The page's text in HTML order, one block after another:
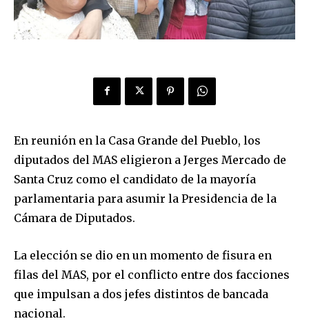
En reunión en la Casa Grande del Pueblo, los
diputados del MAS eligieron a Jerges Mercado de
Santa Cruz como el candidato de la mayoría
parlamentaria para asumir la Presidencia de la
Cámara de Diputados.
La elección se dio en un momento de fisura en
filas del MAS, por el conflicto entre dos facciones
que impulsan a dos jefes distintos de bancada
nacional.